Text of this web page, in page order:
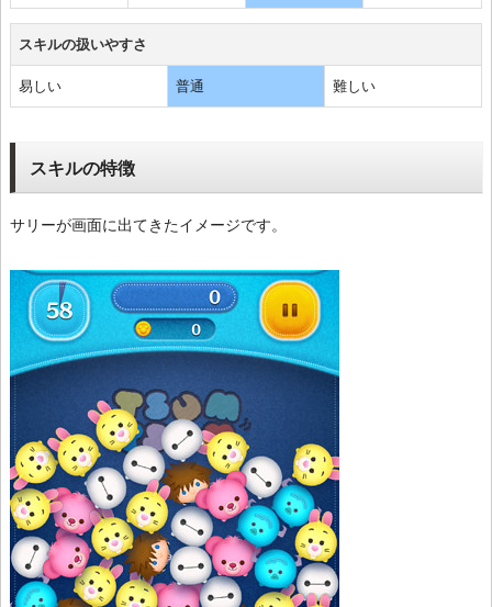
スキルの扱いやすさ
易しい 普通 難しい
スキルの特徴
サリーが画面に出てきたイメージです。